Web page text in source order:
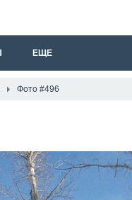
ЕЩЕ
Фото #496